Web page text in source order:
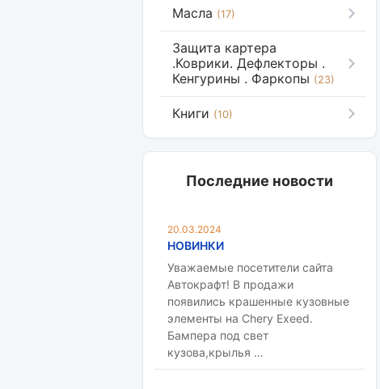
Масла (17)
Защита картера
.Коврики. Дефлекторы .
Кенгурины . Фаркопы (23)
Книги (10)
Последние новости
20.03.2024
НОВИНКИ
Уважаемые посетители сайта
Автокрафт! В продажи
появились крашенные кузовные
элементы на Chery Exeed.
Бампера под свет
кузова,крылья …